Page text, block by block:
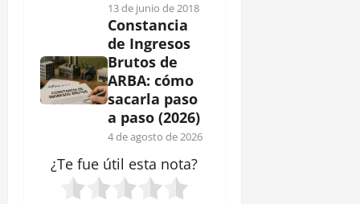
13 de junio de 2018
Constancia
de Ingresos
Brutos de
ARBA: cómo
sacarla paso
a paso (2026)
4 de agosto de 2026
¿Te fue útil esta nota?